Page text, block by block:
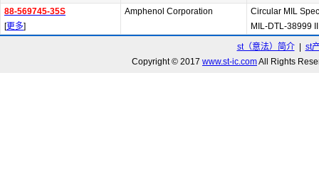
88-569745-35S
[更多]
Amphenol Corporation
Circular MIL
MIL-DTL-38999 II
st（意法）简介| st
Copyright © 2017 www.st-ic.comAll Rights